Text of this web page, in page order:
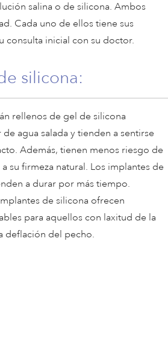
salina o de silicona. Ambos
Cada uno de ellos tiene sus
consulta inicial con su doctor.
silicona:
rellenos de gel de silicona
agua salada y tienden a sentirse
Además, tienen menos riesgo de
su firmeza natural. Los implantes de
a durar por más tiempo.
de silicona ofrecen
para aquellos con laxitud de la
deflación del pecho.